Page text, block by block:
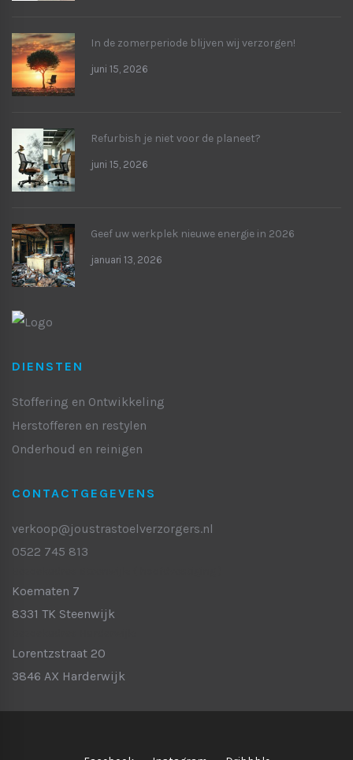
In de zomerperiode blijven wij verzorgen!
juni 15, 2026
Refurbish je niet voor de planeet?
juni 15, 2026
Geef uw werkplek nieuwe energie in 2026
januari 13, 2026
DIENSTEN
Stoffering en Ontwikkeling
Herstofferen en restylen
Onderhoud en reinigen
CONTACTGEGEVENS
verkoop@joustrastoelverzorgers.nl
0522 745 813
Koematen 7
8331 TK Steenwijk
Lorentzstraat 20
3846 AX Harderwijk